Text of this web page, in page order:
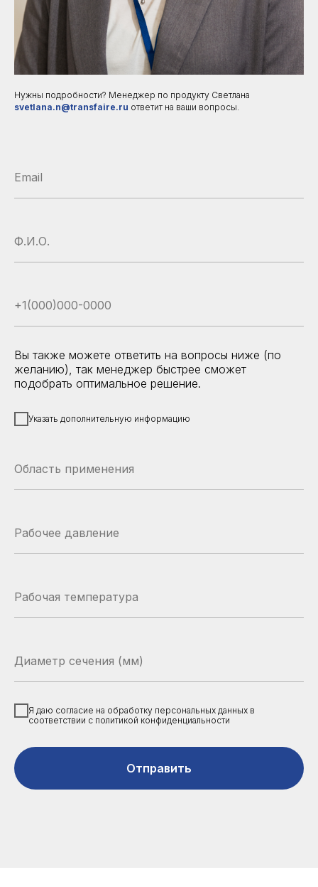
Нужны подробности? Менеджер по продукту Светлана
svetlana.n@transfaire.ru ответит на ваши вопросы.
Вы также можете ответить на вопросы ниже (по
желанию), так менеджер быстрее сможет
подобрать оптимальное решение.
Указать дополнительную информацию
Я даю согласие на обработку персональных данных в
соответствии с политикой конфиденциальности
Отправить